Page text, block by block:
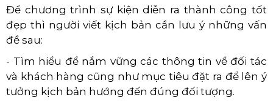
Để chương trình sự kiện diễn ra thành công tốt
đẹp thì người viết kịch bản cần lưu ý những vấn
đề sau:
- Tìm hiểu để nắm vững các thông tin về đối tác
và khách hàng cũng như mục tiêu đặt ra để lên ý
tưởng kịch bản hướng đến đúng đối tượng.